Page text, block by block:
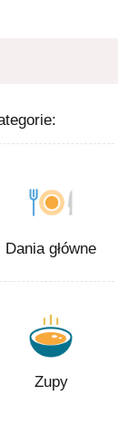
Dania główne
Zupy